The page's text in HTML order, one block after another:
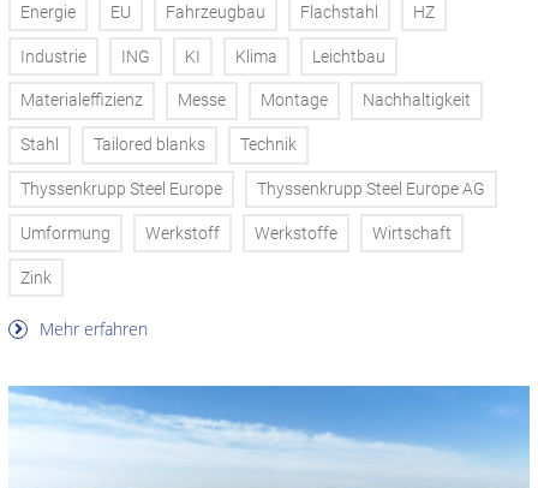
Energie EU Fahrzeugbau Flachstahl HZ
Industrie ING KI Klima Leichtbau
Materialeffizienz Messe Montage Nachhaltigkeit
Stahl Tailored blanks Technik
Thyssenkrupp Steel Europe Thyssenkrupp Steel Europe AG
Umformung Werkstoff Werkstoffe Wirtschaft
Zink
Mehr erfahren